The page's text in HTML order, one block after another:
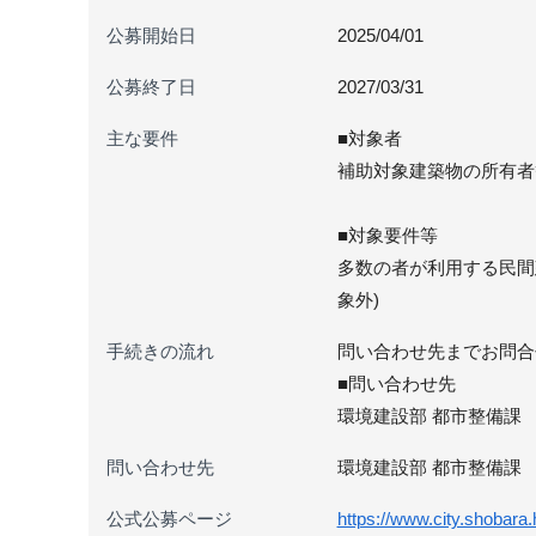
公募開始日 2025/04/01
公募終了日 2027/03/31
主な要件
■対象者
補助対象建築物の所有
■対象要件等
多数の者が利用する民
象外)
手続きの流れ
問い合わせ先までお問
■問い合わせ先
環境建設部 都市整備課
問い合わせ先 環境建設部 都市整備課
公式公募ページ https://